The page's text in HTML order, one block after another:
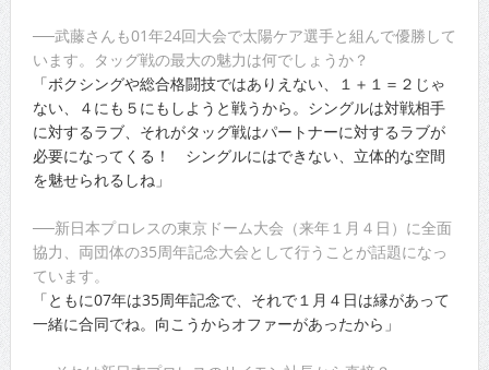
──武藤さんも01年24回大会で太陽ケア選手と組んで優勝して
います。タッグ戦の最大の魅力は何でしょうか？
「ボクシングや総合格闘技ではありえない、１＋１＝２じゃ
ない、４にも５にもしようと戦うから。シングルは対戦相手
に対するラブ、それがタッグ戦はパートナーに対するラブが
必要になってくる！ シングルにはできない、立体的な空間
を魅せられるしね」
──新日本プロレスの東京ドーム大会（来年１月４日）に全面
協力、両団体の35周年記念大会として行うことが話題になっ
ています。
「ともに07年は35周年記念で、それで１月４日は縁があって
一緒に合同でね。向こうからオファーがあったから」